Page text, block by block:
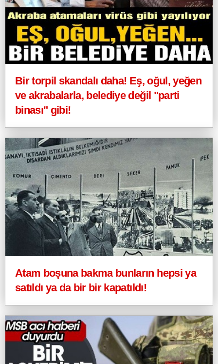
Bir torpil skandalı daha! Eş, oğul, yeğen
ve akrabalarla, belediye değil "parti
binası" gibi!
Atam boşuna bakma bunların hepsi ya
satıldı ya da bir bir kapatıldı!